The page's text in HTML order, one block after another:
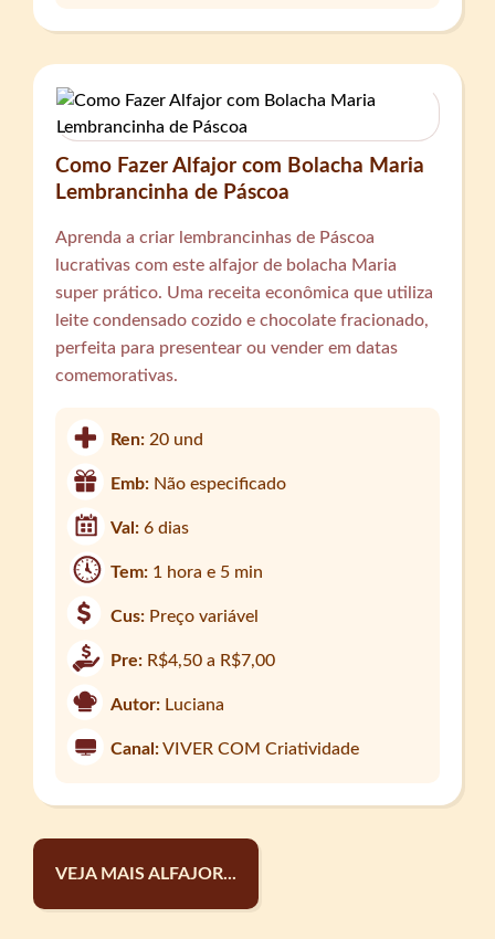
Como Fazer Alfajor com Bolacha Maria
Lembrancinha de Páscoa
Aprenda a criar lembrancinhas de Páscoa
lucrativas com este alfajor de bolacha Maria
super prático. Uma receita econômica que utiliza
leite condensado cozido e chocolate fracionado,
perfeita para presentear ou vender em datas
comemorativas.
Ren: 20 und
Emb: Não especificado
Val:6 dias
Tem: 1 hora e 5 min
Cus: Preço variável
Pre: R$4,50 a R$7,00
Autor: Luciana
Canal:VIVER COM Criatividade
VEJA MAIS ALFAJOR...